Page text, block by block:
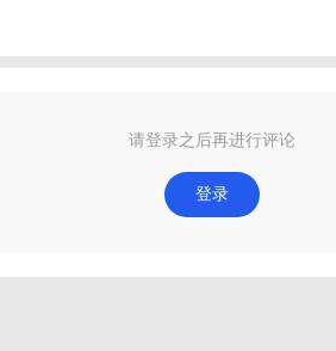
请登录之后再进行评论
登录